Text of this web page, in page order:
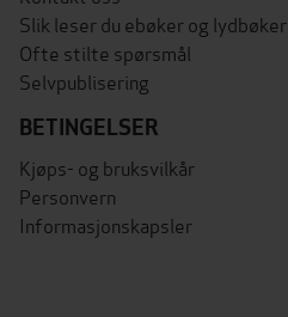
Slik leser du ebøker og lydbøker
Ofte stilte spørsmål
Selvpublisering
BETINGELSER
Kjøps- og bruksvilkår
Personvern
Informasjonskapsler